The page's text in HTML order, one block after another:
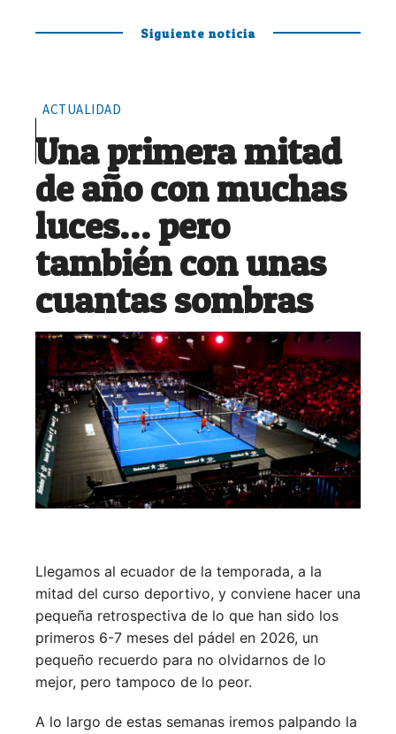
Siguiente noticia
ACTUALIDAD
Una primera mitad
de año con muchas
luces… pero
también con unas
cuantas sombras
Llegamos al ecuador de la temporada, a la
mitad del curso deportivo, y conviene hacer una
pequeña retrospectiva de lo que han sido los
primeros 6-7 meses del pádel en 2026, un
pequeño recuerdo para no olvidarnos de lo
mejor, pero tampoco de lo peor.
A lo largo de estas semanas iremos palpando la